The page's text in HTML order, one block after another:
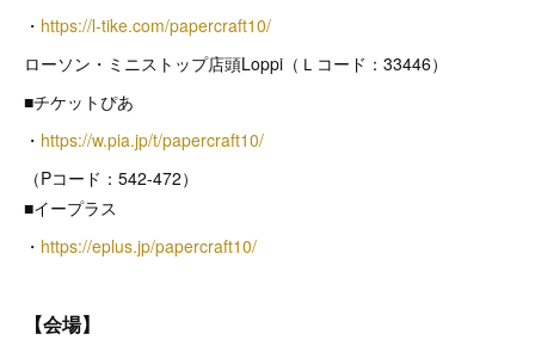
・ https://l-tike.com/papercraft10/
ローソン・ミニストップ店頭Loppi（Ｌコード：33446）
■チケットぴあ
・ https://w.pia.jp/t/papercraft10/
（Pコード：542-472）
■イープラス
・ https://eplus.jp/papercraft10/
【会場】